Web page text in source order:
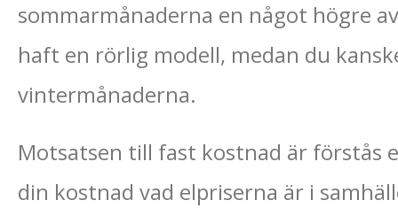
sommarmånaderna en något högre
haft en rörlig modell, medan du
vintermånaderna.
Motsatsen till fast kostnad är
din kostnad vad elpriserna är i